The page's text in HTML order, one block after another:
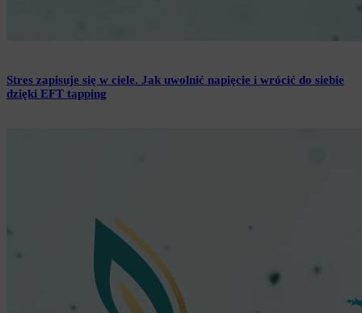
Stres zapisuje się w ciele. Jak uwolnić napięcie i wrócić do siebie
dzięki EFT tapping